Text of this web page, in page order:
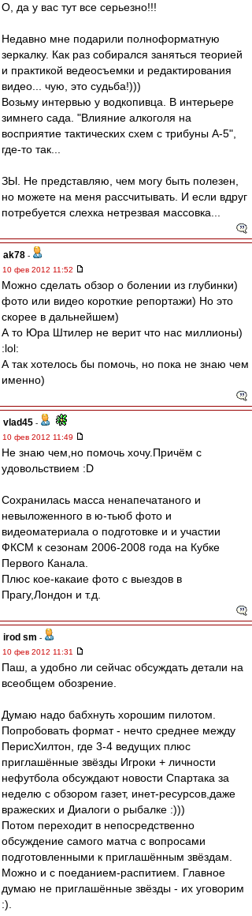
О, да у вас тут все серьезно!!!
Недавно мне подарили полноформатную
зеркалку. Как раз собирался заняться теорией
и практикой ведеосъемки и редактирования
видео... чую, это судьба!)))
Возьму интервью у водкопивца. В интерьере
зимнего сада. "Влияние алкоголя на
восприятие тактических схем с трибуны А-5",
где-то так...
ЗЫ. Не представляю, чем могу быть полезен,
но можете на меня рассчитывать. И если вдруг
потребуется слехка нетрезвая массовка...
ak78 -
10 фев 2012 11:52
Можно сделать обзор о болении из глубинки)
фото или видео короткие репортажи) Но это
скорее в дальнейшем)
А то Юра Штилер не верит что нас миллионы)
:lol:
А так хотелось бы помочь, но пока не знаю чем
именно)
vlad45 -
10 фев 2012 11:49
Не знаю чем,но помочь хочу.Причём с
удовольствием :D
Сохранилась масса ненапечатаного и
невыложенного в ю-тьюб фото и
видеоматериала о подготовке и и участии
ФКСМ к сезонам 2006-2008 года на Кубке
Первого Канала.
Плюс кое-какаие фото с выездов в
Прагу,Лондон и т.д.
irod sm -
10 фев 2012 11:31
Паш, а удобно ли сейчас обсуждать детали на
всеобщем обозрение.
Думаю надо бабхнуть хорошим пилотом.
Попробовать формат - нечто среднее между
ПерисХилтон, где 3-4 ведущих плюс
приглашённые звёзды Игроки + личности
нефутбола обсуждают новости Спартака за
неделю с обзором газет, инет-ресурсов,даже
вражеских и Диалоги о рыбалке :)))
Потом переходит в непосредственно
обсуждение самого матча с вопросами
подготовленными к приглашённым звёздам.
Можно и с поеданием-распитием. Главное
думаю не приглашённые звёзды - их уговорим
:).